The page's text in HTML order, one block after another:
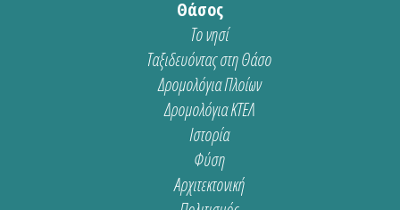
Θάσος
Το νησί
Ταξιδευόντας στη Θάσο
Δρομολόγια Πλοίων
Δρομολόγια ΚΤΕΛ
Ιστορία
Φύση
Αρχιτεκτονική